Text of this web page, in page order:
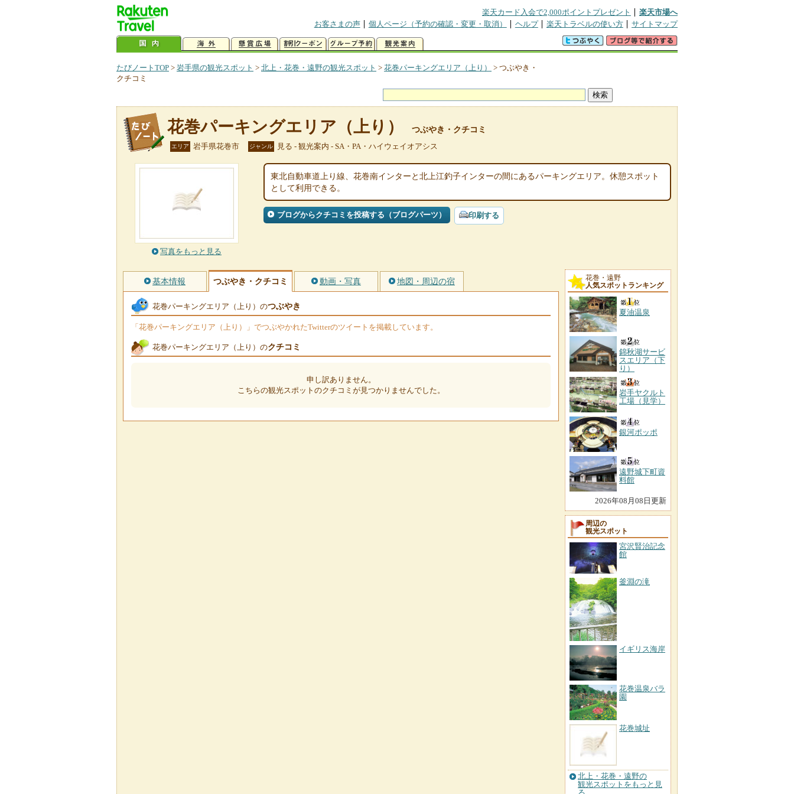
楽天カード入会で2,000ポイントプレゼント
楽天市場へ
お客さまの声
個人ページ（予約の確認・変更・取消） ヘルプ 楽天トラベルの使い方 サイトマップ
たびノートTOP > 岩手県の観光スポット > 北上・花巻・遠野の観光スポット > 花巻パーキングエリア（上り） > つぶやき・
クチコミ
花巻パーキングエリア（上り） つぶやき・クチコミ
エリア 岩手県花巻市 ジャンル 見る - 観光案内 - SA・PA・ハイウェイオアシス
写真をもっと見る
東北自動車道上り線、花巻南インターと北上江釣子インターの間にあるパーキングエリア。休憩スポット
として利用できる。
ブログからクチコミを投稿する（ブログパーツ） 印刷する
基本情報 つぶやき・クチコミ 動画・写真 地図・周辺の宿
花巻パーキングエリア（上り）のつぶやき
「花巻パーキングエリア（上り）」でつぶやかれたTwitterのツイートを掲載しています。
花巻パーキングエリア（上り）のクチコミ
申し訳ありません。
こちらの観光スポットのクチコミが見つかりませんでした。
花巻・遠野
人気スポットランキング
夏油温泉
錦秋湖サービ
スエリア（下
り）
岩手ヤクルト
工場（見学）
銀河ポッポ
遠野城下町資
料館
2026年08月08日更新
周辺の
観光スポット
宮沢賢治記念
館
釜淵の滝
イギリス海岸
花巻温泉バラ
園
花巻城址
北上・花巻・遠野の
観光スポットをもっと見